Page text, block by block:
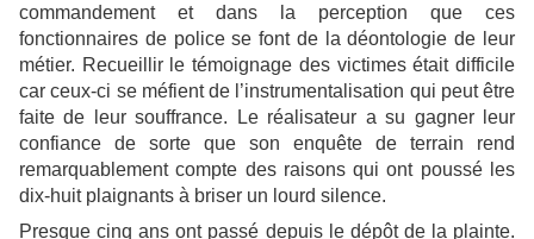
commandement et dans la perception que ces
fonctionnaires de police se font de la déontologie de leur
métier. Recueillir le témoignage des victimes était difficile
car ceux-ci se méfient de l’instrumentalisation qui peut être
faite de leur souffrance. Le réalisateur a su gagner leur
confiance de sorte que son enquête de terrain rend
remarquablement compte des raisons qui ont poussé les
dix-huit plaignants à briser un lourd silence.
Presque cinq ans ont passé depuis le dépôt de la plainte.